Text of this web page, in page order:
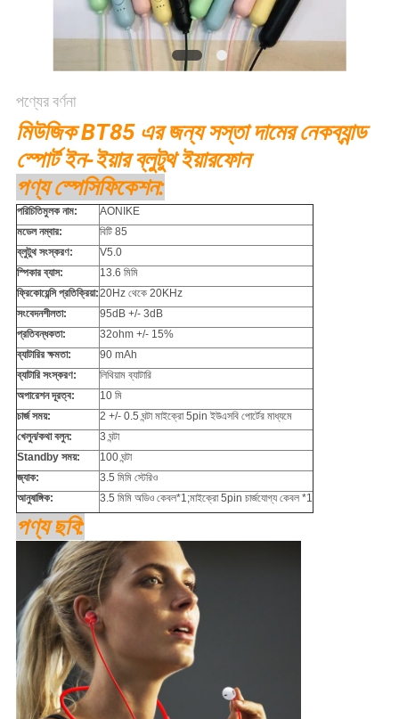
পণ্যের বর্ণনা
মিউজিক BT85 এর জন্য সস্তা দামের নেকব্যান্ড
স্পোর্ট ইন-ইয়ার ব্লুটুথ ইয়ারফোন
পণ্য স্পেসিফিকেশন:
পরিচিতিমুলক নাম:
AONIKE
মডেল নম্বার:
বিটি 85
ব্লুটুথ সংস্করণ:
V5.0
স্পিকার ব্যাস:
13.6 মিমি
ফ্রিকোয়েন্সি প্রতিক্রিয়া:20Hz থেকে 20KHz
সংবেদনশীলতা:
95dB +/- 3dB
প্রতিবন্ধকতা:
32ohm +/- 15%
ব্যাটারির ক্ষমতা:
90 mAh
ব্যাটারি সংস্করণ:
লিথিয়াম ব্যাটারি
অপারেশন দূরত্ব:
10 মি
চার্জ সময়:
2 +/- 0.5 ঘন্টা মাইক্রো 5pin ইউএসবি পোর্টের মাধ্যমে
খেলুন/কথা বলুন:
3 ঘন্টা
Standby সময়:
100 ঘন্টা
জ্যাক:
3.5 মিমি স্টেরিও
আনুষাঙ্গিক:
3.5 মিমি অডিও কেবল*1;মাইক্রো 5pin চার্জযোগ্য কেবল *1
পণ্য ছবি: